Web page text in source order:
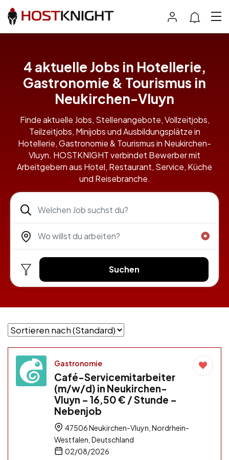
4 aktuelle Jobs in Hotellerie,
Gastronomie & Tourismus in
Neukirchen-Vluyn
Finde aktuelle Jobs, Stellenangebote, Vollzeitjobs,
Teilzeitjobs, Minijobs und Ausbildungsplätze in
Hotellerie, Gastronomie & Tourismus in Neukirchen-
Vluyn. HOSTKNIGHT verbindet Bewerber mit
Arbeitgebern aus Hotel, Restaurant, Service, Küche
und Reisebranche.
Suchen
Gastronomie
Café-Servicemitarbeiter
(m/w/d) in Neukirchen-
Vluyn – 16,50 € / Stunde –
Nebenjob
47506 Neukirchen-Vluyn, Nordrhein-
Westfalen, Deutschland
02/08/2026